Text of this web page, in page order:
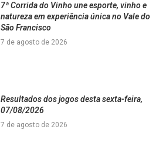
7ª Corrida do Vinho une esporte, vinho e
natureza em experiência única no Vale do
São Francisco
7 de agosto de 2026
Resultados dos jogos desta sexta-feira,
07/08/2026
7 de agosto de 2026